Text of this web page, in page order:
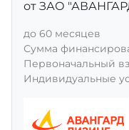
от ЗАО
до 60 месяцев
Сумма
Первоначальный
Индивидуальные